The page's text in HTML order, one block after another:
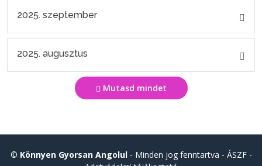
2025. szeptember
2025. augusztus
Mutasd mindet
© Könnyen Gyorsan Angolul- Minden jog fenntartva - ÁSZF-